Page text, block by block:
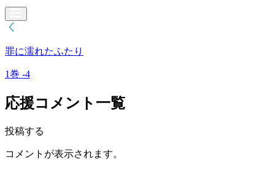
罪に濡れたふたり
1巻 -4
応援コメント一覧
投稿する
コメントが表示されます。